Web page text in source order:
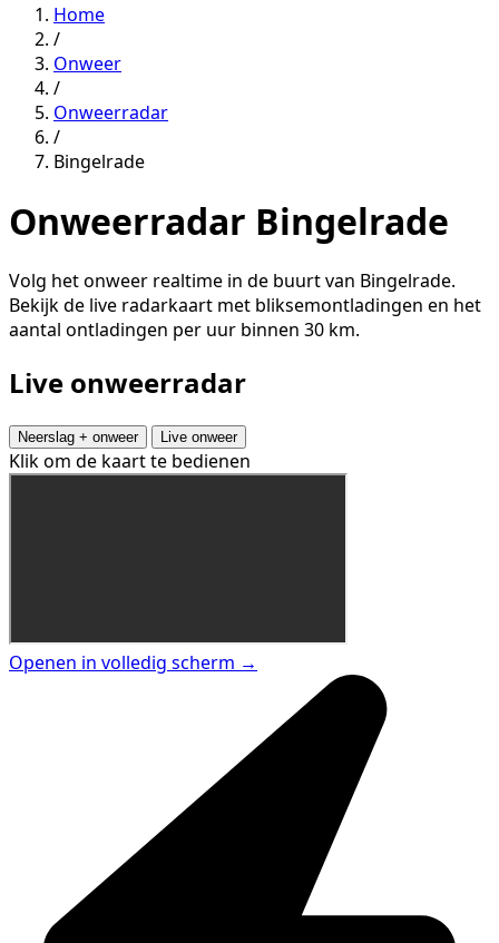
Home
/
Onweer
/
Onweerradar
/
Bingelrade
Onweerradar Bingelrade
Volg het onweer realtime in de buurt van Bingelrade.
Bekijk de live radarkaart met bliksemontladingen en het
aantal ontladingen per uur binnen 30 km.
Live onweerradar
Neerslag + onweer Live onweer
Klik om de kaart te bedienen
Openen in volledig scherm →